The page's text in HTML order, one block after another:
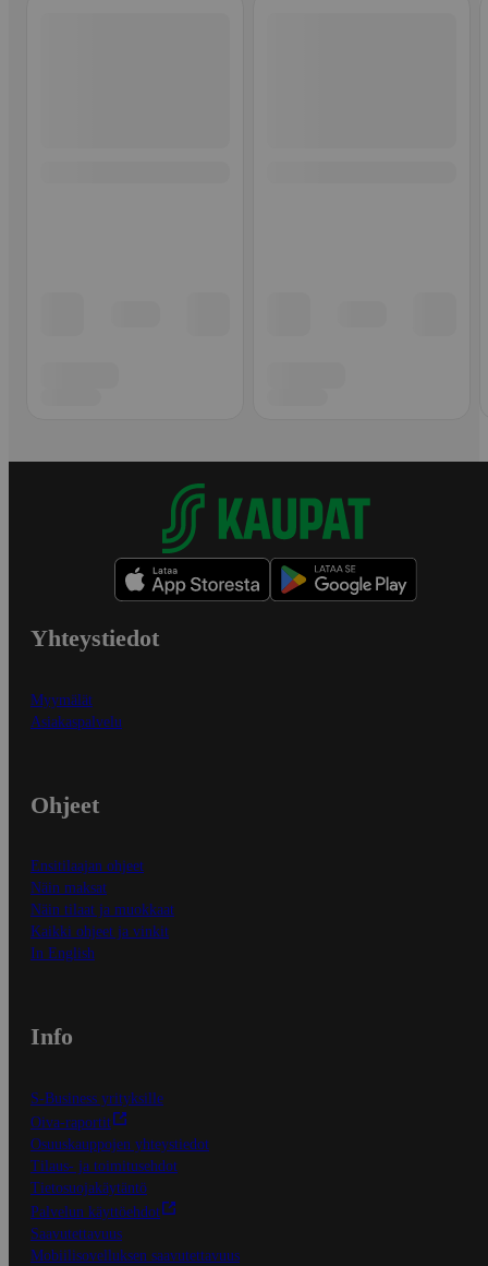
Yhteystiedot
Myymälät
Asiakaspalvelu
Ohjeet
Ensitilaajan ohjeet
Näin maksat
Näin tilaat ja muokkaat
Kaikki ohjeet ja vinkit
In English
Info
S-Business yrityksille
Oiva-raportit
Osuuskauppojen yhteystiedot
Tilaus- ja toimitusehdot
Tietosuojakäytäntö
Palvelun käyttöehdot
Saavutettavuus
Mobiilisovelluksen saavutettavuus